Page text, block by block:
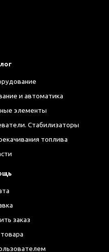
и автоматика
элементы
Стабилизаторы
топлива
заказ